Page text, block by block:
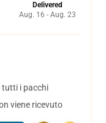
Delivered
Aug. 16 - Aug. 23
tutti i pacchi
viene ricevuto